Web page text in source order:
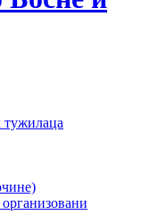
тужилаца